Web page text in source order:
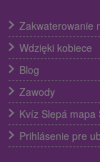
Zakwaterowanie
Wdzięki kobiece
Blog
Zawody
Kvíz Slepá mapa
Prihlásenie pre